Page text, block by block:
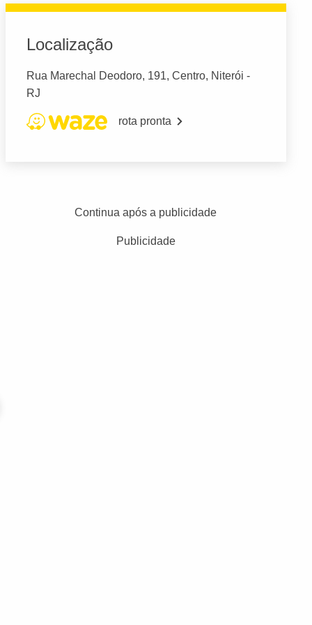
Localização
Rua Marechal Deodoro, 191, Centro, Niterói -
RJ
rota pronta
Continua após a publicidade
Publicidade